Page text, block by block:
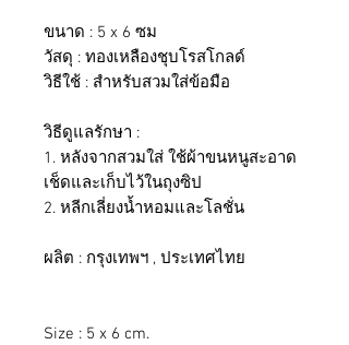
ขนาด : 5 x 6 ซม
วัสดุ : ทองเหลืองชุบโรสโกลด์
วิธีใช้ : สำหรับสวมใส่ข้อมือ
วิธีดูแลรักษา :
1. หลังจากสวมใส่ ใช้ผ้าขนหนูสะอาด
เช็ดและเก็บไว้ในถุงซิป
2. หลีกเลี่ยงน้ำหอมและโลชั่น
ผลิต : กรุงเทพฯ , ประเทศไทย
Size : 5 x 6 cm.